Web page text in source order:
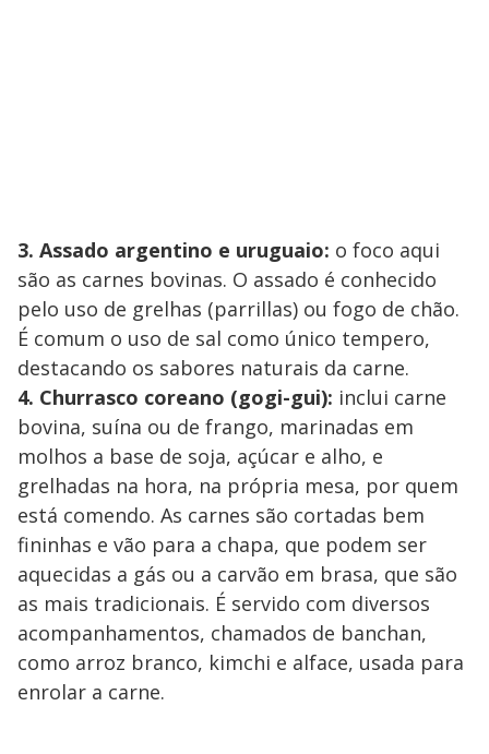
3. Assado argentino e uruguaio: o foco aqui
são as carnes bovinas. O assado é conhecido
pelo uso de grelhas (parrillas) ou fogo de chão.
É comum o uso de sal como único tempero,
destacando os sabores naturais da carne.
4. Churrasco coreano (gogi-gui): inclui carne
bovina, suína ou de frango, marinadas em
molhos a base de soja, açúcar e alho, e
grelhadas na hora, na própria mesa, por quem
está comendo. As carnes são cortadas bem
fininhas e vão para a chapa, que podem ser
aquecidas a gás ou a carvão em brasa, que são
as mais tradicionais. É servido com diversos
acompanhamentos, chamados de banchan,
como arroz branco, kimchi e alface, usada para
enrolar a carne.